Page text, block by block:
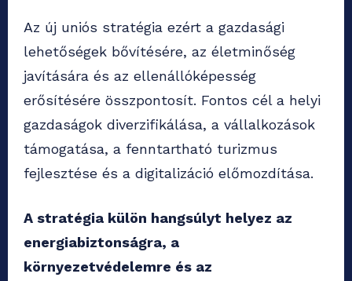
Az új uniós stratégia ezért a gazdasági
lehetőségek bővítésére, az életminőség
javítására és az ellenállóképesség
erősítésére összpontosít. Fontos cél a helyi
gazdaságok diverzifikálása, a vállalkozások
támogatása, a fenntartható turizmus
fejlesztése és a digitalizáció előmozdítása.
A stratégia külön hangsúlyt helyez az
energiabiztonságra, a
környezetvédelemre és az